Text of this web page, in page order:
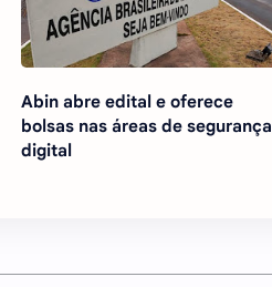
Abin abre edital e oferece
bolsas nas áreas de segurança
digital